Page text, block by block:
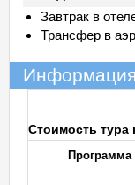
Завтрак в
Трансфер в
Стоимость тура
Программа